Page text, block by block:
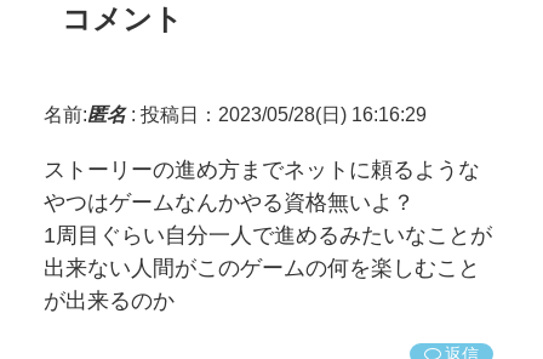
コメント
名前:匿名: 投稿日：2023/05/28(日) 16:16:29
ストーリーの進め方までネットに頼るような
やつはゲームなんかやる資格無いよ？
1周目ぐらい自分一人で進めるみたいなことが
出来ない人間がこのゲームの何を楽しむこと
が出来るのか
返信